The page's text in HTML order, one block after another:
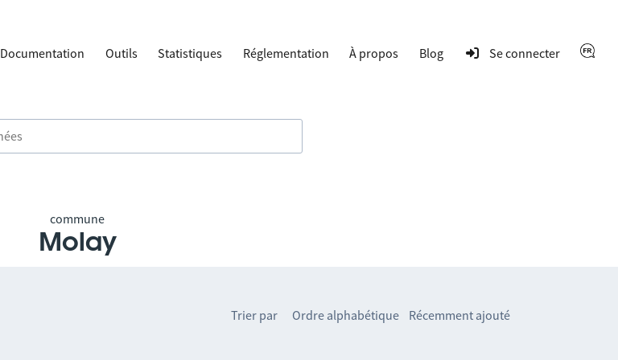
Documentation Outils Statistiques Réglementation À propos Blog Se connecter
commune
Molay
Trier par Ordre alphabétique Récemment ajouté